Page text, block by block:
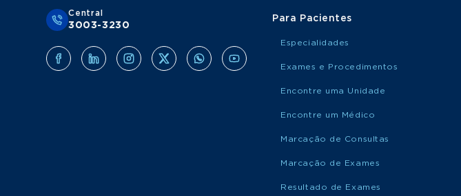
Central
3003-3230
Para Pacientes
Especialidades
Exames e Procedimentos
Encontre uma Unidade
Encontre um Médico
Marcação de Consultas
Marcação de Exames
Resultado de Exames